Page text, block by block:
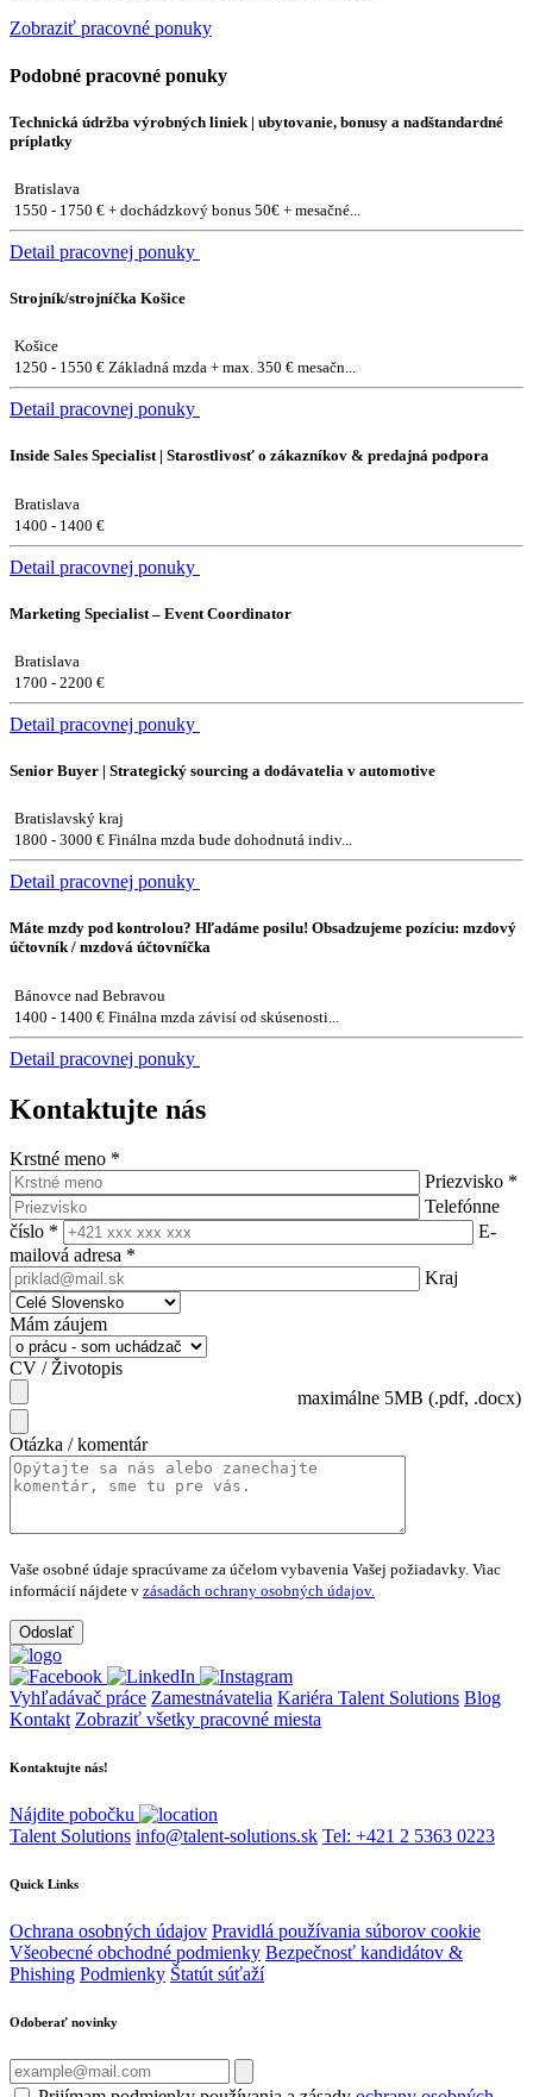
Zobraziť pracovné ponuky
Podobné pracovné ponuky
Technická údržba výrobných liniek | ubytovanie, bonusy a nadštandardné
príplatky
Bratislava
1550 - 1750 € + dochádzkový bonus 50€ + mesačné...
Detail pracovnej ponuky
Strojník/strojníčka Košice
Košice
1250 - 1550 € Základná mzda + max. 350 € mesačn...
Detail pracovnej ponuky
Inside Sales Specialist | Starostlivosť o zákazníkov & predajná podpora
Bratislava
1400 - 1400 €
Detail pracovnej ponuky
Marketing Specialist – Event Coordinator
Bratislava
1700 - 2200 €
Detail pracovnej ponuky
Senior Buyer | Strategický sourcing a dodávatelia v automotive
Bratislavský kraj
1800 - 3000 € Finálna mzda bude dohodnutá indiv...
Detail pracovnej ponuky
Máte mzdy pod kontrolou? Hľadáme posilu! Obsadzujeme pozíciu: mzdový
účtovník / mzdová účtovníčka
Bánovce nad Bebravou
1400 - 1400 € Finálna mzda závisí od skúsenosti...
Detail pracovnej ponuky
Kontaktujte nás
Krstné meno *
Priezvisko *
Telefónne
číslo *
E-
mailová adresa *
Kraj
Mám záujem
CV / Životopis
maximálne 5MB (.pdf, .docx)
Otázka / komentár
Vaše osobné údaje spracúvame za účelom vybavenia Vašej požiadavky. Viac
informácií nájdete v zásadách ochrany osobných údajov.
Vyhľadávač práce Zamestnávatelia Kariéra Talent Solutions Blog
Kontakt Zobraziť všetky pracovné miesta
Kontaktujte nás!
Nájdite pobočku
Talent Solutions info@talent-solutions.sk Tel: +421 2 5363 0223
Quick Links
Ochrana osobných údajov Pravidlá používania súborov cookie
Všeobecné obchodné podmienky Bezpečnosť kandidátov &
Phishing Podmienky Štatút súťaží
Odoberať novinky